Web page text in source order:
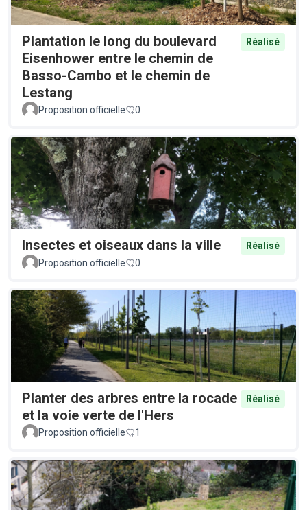
Plantation le long du boulevard
Eisenhower entre le chemin de
Basso-Cambo et le chemin de
Lestang
Réalisé
Proposition officielle 0
Insectes et oiseaux dans la ville
Réalisé
Proposition officielle
0
Planter des arbres entre la rocade
et la voie verte de l'Hers
Réalisé
Proposition officielle 1